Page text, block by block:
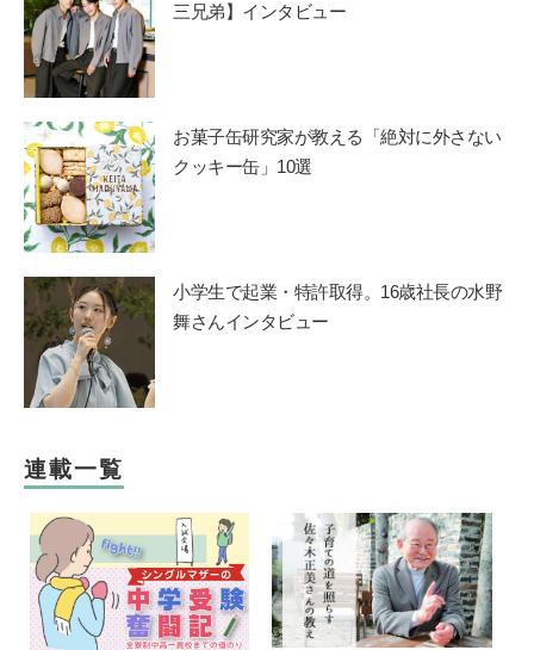
三兄弟】インタビュー
お菓子缶研究家が教える「絶対に外さない
クッキー缶」10選
小学生で起業・特許取得。16歳社長の水野
舞さんインタビュー
連載一覧